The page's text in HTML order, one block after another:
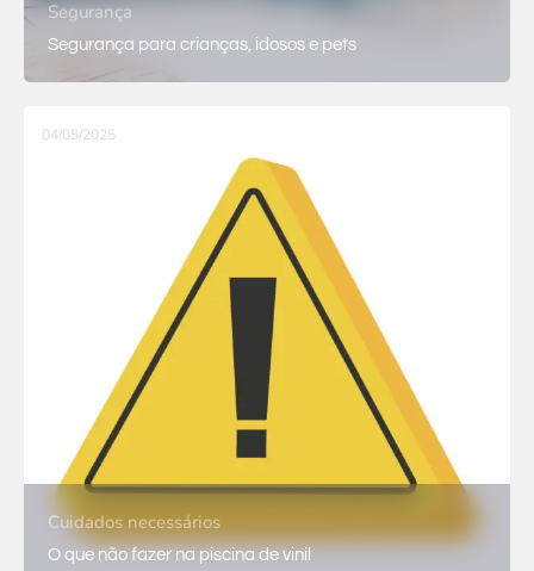
Segurança
Segurança para crianças, idosos e pets
04/05/2025
Cuidados necessários
O que não fazer na piscina de vinil